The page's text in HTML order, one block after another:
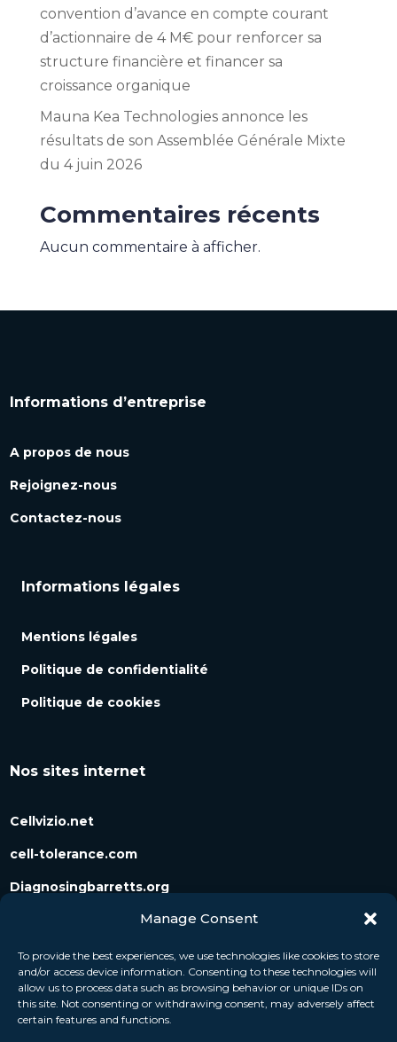
Manage Consent
To provide the best experiences, we use technologies like cookies to store
and/or access device information. Consenting to these technologies will
allow us to process data such as browsing behavior or unique IDs on
this site. Not consenting or withdrawing consent, may adversely affect
certain features and functions.
convention d’avance en compte courant
d’actionnaire de 4 M€ pour renforcer sa
structure financière et financer sa
croissance organique
Mauna Kea Technologies annonce les
résultats de son Assemblée Générale Mixte
du 4 juin 2026
Commentaires récents
Aucun commentaire à afficher.
Informations d’entreprise
A propos de nous
Rejoignez-nous
Contactez-nous
Informations légales
Mentions légales
Politique de confidentialité
Politique de cookies
Nos sites internet
Cellvizio.net
cell-tolerance.com
Diagnosingbarretts.org
Diagnosingpancreaticcysts.org
Suivez-nous